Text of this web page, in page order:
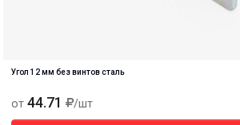
Угол 12 мм без винтов сталь
от 44.71 /шт